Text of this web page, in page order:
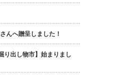
んへ贈呈しました！
り出し物市】始まりまし